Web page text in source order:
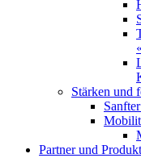
Stärken und
Partner und